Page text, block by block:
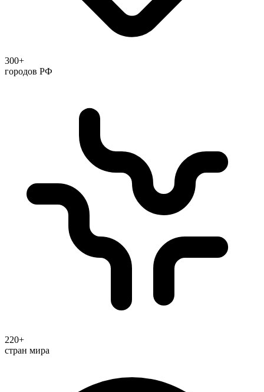
300+
городов РФ
220+
стран мира